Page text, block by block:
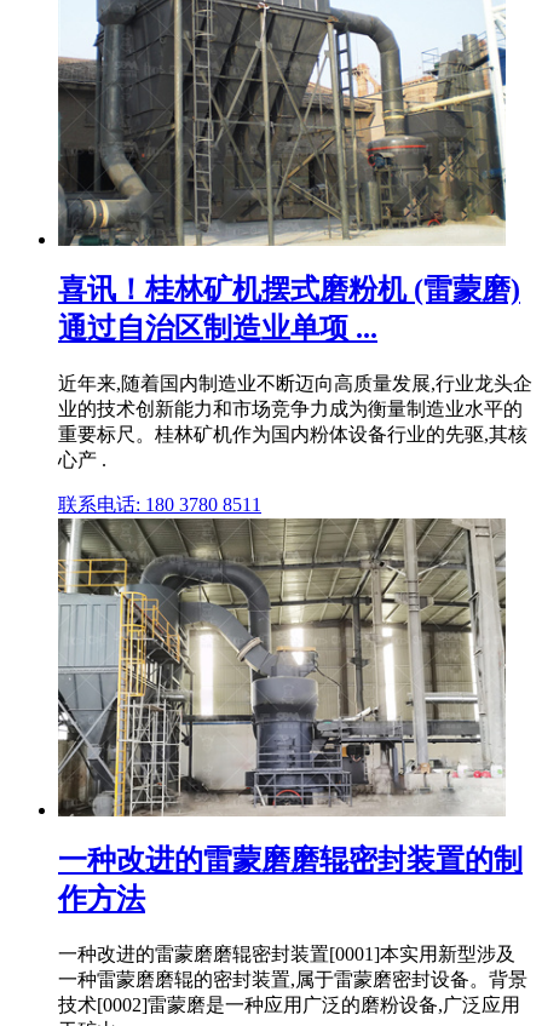
喜讯！桂林矿机摆式磨粉机 (雷蒙磨)
通过自治区制造业单项 ...
近年来,随着国内制造业不断迈向高质量发展,行业龙头企
业的技术创新能力和市场竞争力成为衡量制造业水平的
重要标尺。桂林矿机作为国内粉体设备行业的先驱,其核
心产 .
联系电话: 180 3780 8511
一种改进的雷蒙磨磨辊密封装置的制
作方法
一种改进的雷蒙磨磨辊密封装置[0001]本实用新型涉及
一种雷蒙磨磨辊的密封装置,属于雷蒙磨密封设备。背景
技术[0002]雷蒙磨是一种应用广泛的磨粉设备,广泛应用